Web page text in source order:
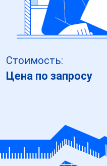
Стоимость:
Цена по запросу